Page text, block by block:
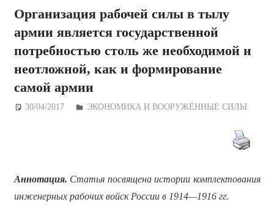
Организация рабочей силы в тылу
армии является государственной
потребностью столь же необходимой и
неотложной, как и формирование
самой армии
30/04/2017 Дежурный по Редакции
ЭКОНОМИКА И ВООРУЖЁННЫЕ СИЛЫ
Аннотация. Статья посвящена истории комплектования
инженерных рабочих войск России в 1914—1916 гг.